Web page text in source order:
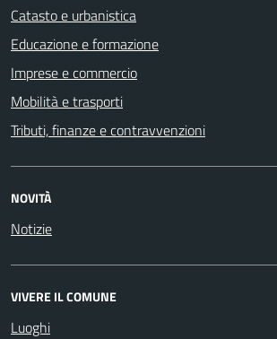
Catasto e urbanistica
Educazione e formazione
Imprese e commercio
Mobilità e trasporti
Tributi, finanze e contravvenzioni
NOVITÀ
Notizie
VIVERE IL COMUNE
Luoghi